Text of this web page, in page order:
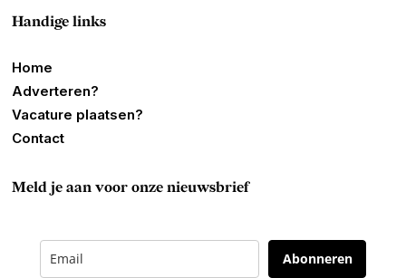
Handige links
Home
Adverteren?
Vacature plaatsen?
Contact
Meld je aan voor onze nieuwsbrief
Abonneren